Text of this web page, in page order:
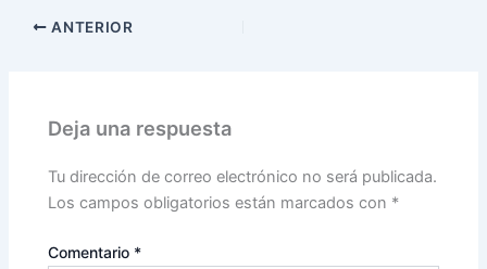
ANTERIOR
Deja una respuesta
Tu dirección de correo electrónico no será publicada.
Los campos obligatorios están marcados con *
Comentario *